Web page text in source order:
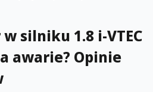
silniku 1.8 i-VTEC
awarie? Opinie